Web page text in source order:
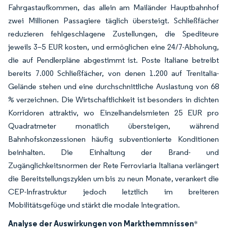
Fahrgastaufkommen, das allein am Mailänder Hauptbahnhof
zwei Millionen Passagiere täglich übersteigt. Schließfächer
reduzieren fehlgeschlagene Zustellungen, die Spediteure
jeweils 3–5 EUR kosten, und ermöglichen eine 24/7-Abholung,
die auf Pendlerpläne abgestimmt ist. Poste Italiane betreibt
bereits 7.000 Schließfächer, von denen 1.200 auf Trenitalia-
Gelände stehen und eine durchschnittliche Auslastung von 68
% verzeichnen. Die Wirtschaftlichkeit ist besonders in dichten
Korridoren attraktiv, wo Einzelhandelsmieten 25 EUR pro
Quadratmeter monatlich übersteigen, während
Bahnhofskonzessionen häufig subventionierte Konditionen
beinhalten. Die Einhaltung der Brand- und
Zugänglichkeitsnormen der Rete Ferroviaria Italiana verlängert
die Bereitstellungszyklen um bis zu neun Monate, verankert die
CEP-Infrastruktur jedoch letztlich im breiteren
Mobilitätsgefüge und stärkt die modale Integration.
Analyse der Auswirkungen von Markthemmnissen*